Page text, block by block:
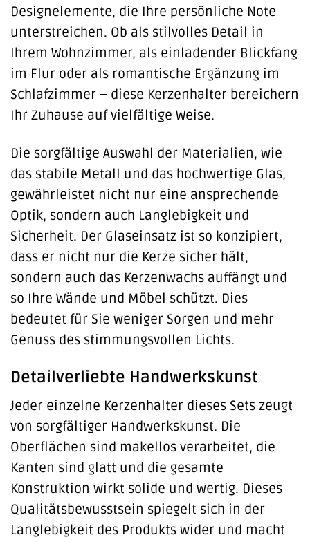
Designelemente, die Ihre persönliche Note
unterstreichen. Ob als stilvolles Detail in
Ihrem Wohnzimmer, als einladender Blickfang
im Flur oder als romantische Ergänzung im
Schlafzimmer – diese Kerzenhalter bereichern
Ihr Zuhause auf vielfältige Weise.
Die sorgfältige Auswahl der Materialien, wie
das stabile Metall und das hochwertige Glas,
gewährleistet nicht nur eine ansprechende
Optik, sondern auch Langlebigkeit und
Sicherheit. Der Glaseinsatz ist so konzipiert,
dass er nicht nur die Kerze sicher hält,
sondern auch das Kerzenwachs auffängt und
so Ihre Wände und Möbel schützt. Dies
bedeutet für Sie weniger Sorgen und mehr
Genuss des stimmungsvollen Lichts.
Detailverliebte Handwerkskunst
Jeder einzelne Kerzenhalter dieses Sets zeugt
von sorgfältiger Handwerkskunst. Die
Oberflächen sind makellos verarbeitet, die
Kanten sind glatt und die gesamte
Konstruktion wirkt solide und wertig. Dieses
Qualitätsbewusstsein spiegelt sich in der
Langlebigkeit des Produkts wider und macht